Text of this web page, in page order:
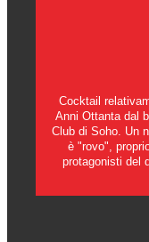
Cocktail
Anni Ottanta dal
Club di Soho. Un
è "rovo",
protagonisti del